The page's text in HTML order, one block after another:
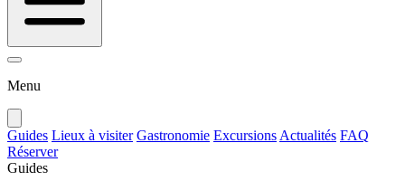
Menu
Guides Lieux à visiter Gastronomie Excursions Actualités FAQ
Réserver
Guides